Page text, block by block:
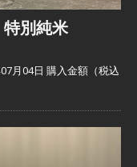
別純米
月04日 購入金額（税込